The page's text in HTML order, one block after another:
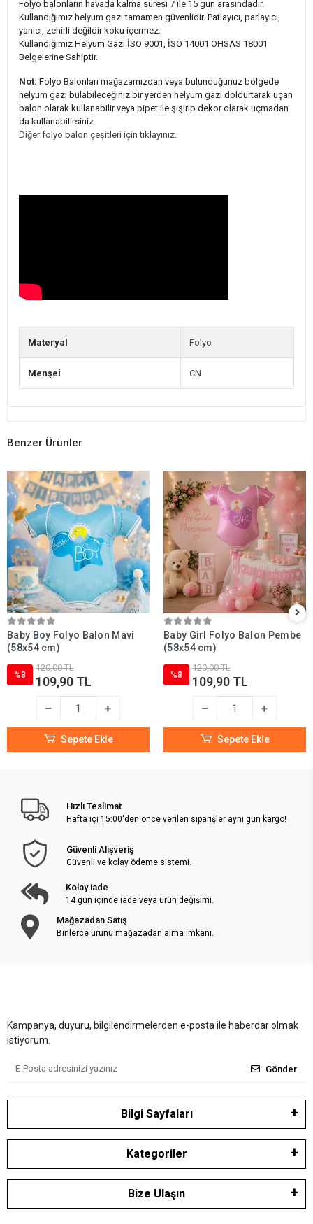
Folyo balonların havada kalma süresi 7 ile 15 gün arasındadır.
Kullandığımız helyum gazı tamamen güvenlidir. Patlayıcı, parlayıcı,
yanıcı, zehirli değildir koku içermez.
Kullandığımız Helyum Gazı İSO 9001, İSO 14001 OHSAS 18001
Belgelerine Sahiptir.
Not: Folyo Balonları mağazamızdan veya bulunduğunuz bölgede
helyum gazı bulabileceğiniz bir yerden helyum gazı doldurtarak uçan
balon olarak kullanabilir veya pipet ile şişirip dekor olarak uçmadan
da kullanabilirsiniz.
Diğer folyo balon çeşitleri için tıklayınız.
Materyal Folyo
Menşei CN
Benzer Ürünler
Baby Boy Folyo Balon Mavi
(58x54 cm)
%8
120,00 TL
109,90 TL
Sepete Ekle
Baby Girl Folyo Balon Pembe
(58x54 cm)
%8
120,00 TL
109,90 TL
Sepete Ekle
Hızlı Teslimat
Hafta içi 15:00'den önce verilen siparişler aynı gün kargo!
Güvenli Alışveriş
Güvenli ve kolay ödeme sistemi.
Kolay iade
14 gün içinde iade veya ürün değişimi.
Mağazadan Satış
Binlerce ürünü mağazadan alma imkanı.
Kampanya, duyuru, bilgilendirmelerden e-posta ile haberdar olmak
istiyorum.
Gönder
Bilgi Sayfaları
Kategoriler
Bize Ulaşın